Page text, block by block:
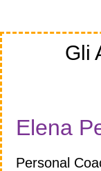
Gli
Elena
Personal